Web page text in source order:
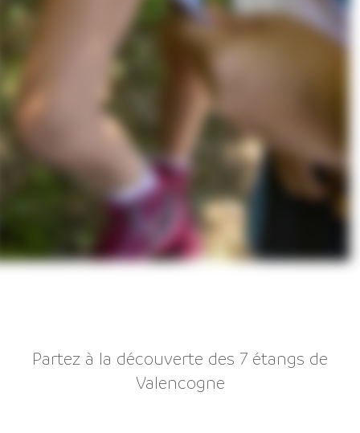
Partez à la découverte des 7 étangs de
Valencogne